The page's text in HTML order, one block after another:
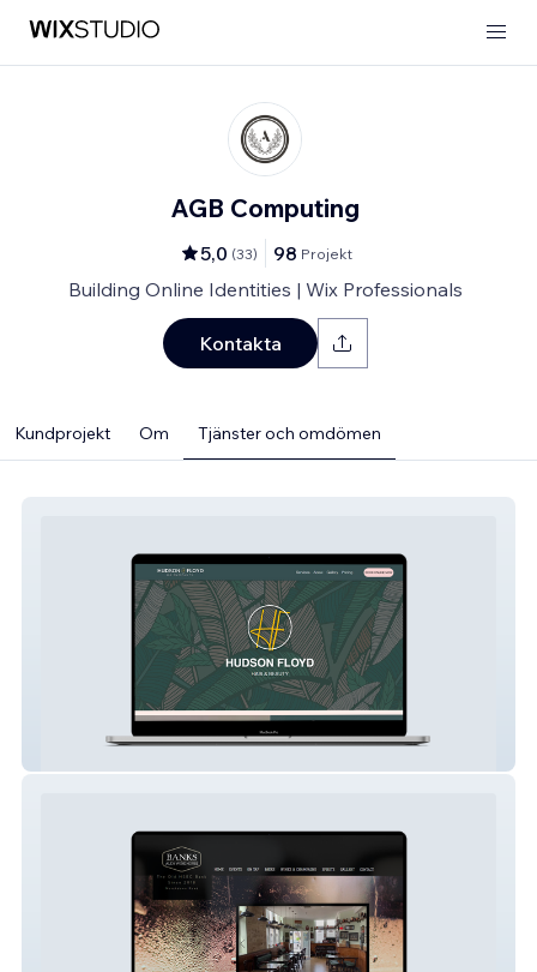
AGB Computing
5,0 (33) 98 Projekt
Building Online Identities | Wix Professionals
Kontakta
Kundprojekt Om Tjänster och omdömen